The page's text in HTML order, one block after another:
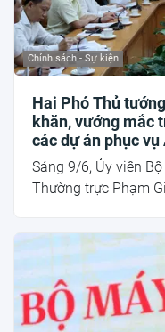
Chính sách - Sự kiện
Hai Phó Thủ
khăn, vướng mắc
các dự án phục vụ
Sáng 9/6, Ủy viên
Thường trực Phạm